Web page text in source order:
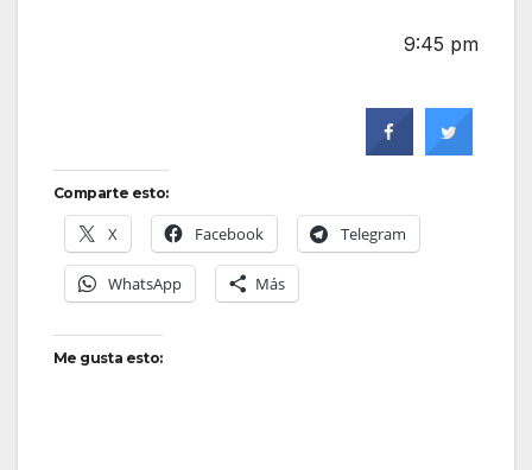
9:45 pm
Comparte esto:
X Facebook Telegram
WhatsApp Más
Me gusta esto: